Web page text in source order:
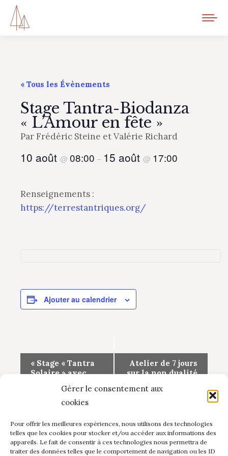
Gérer le consentement aux
cookies
Pour offrir les meilleures expériences, nous utilisons des technologies
telles que les cookies pour stocker et/ou accéder aux informations des
appareils. Le fait de consentir à ces technologies nous permettra de
traiter des données telles que le comportement de navigation ou les ID
« Tous les Évènements
Stage Tantra-Biodanza
« L’Amour en fête »
Par Frédéric Steine et Valérie Richard
10 août @ 08:00 – 15 août @ 17:00
Renseignements :
https://terrestantriques.org/
Ajouter au calendrier
Navigation
Évènement
« Stage « Tantra
Solaire » avec
et Sabine
RABOURDIN
Atelier de 7 jours
sur la non dualité